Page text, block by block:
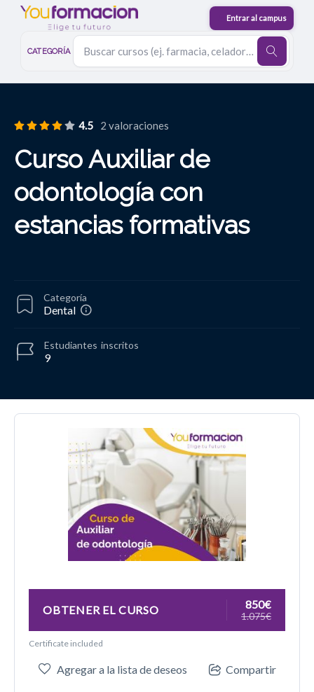
CATEGORÍA
4.5 2 valoraciones
Curso Auxiliar de
odontología con
estancias formativas
Categoría
Dental
9
Estudiantes inscritos
OBTENER EL CURSO 850€
1.075€
Certificate included
Agregar a la lista de deseos Compartir